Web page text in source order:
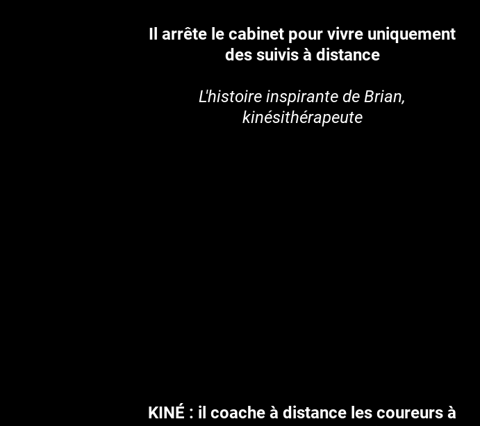
Il arrête le cabinet pour vivre uniquement
des suivis à distance
L'histoire inspirante de Brian,
kinésithérapeute
KINÉ : il coache à distance les coureurs à